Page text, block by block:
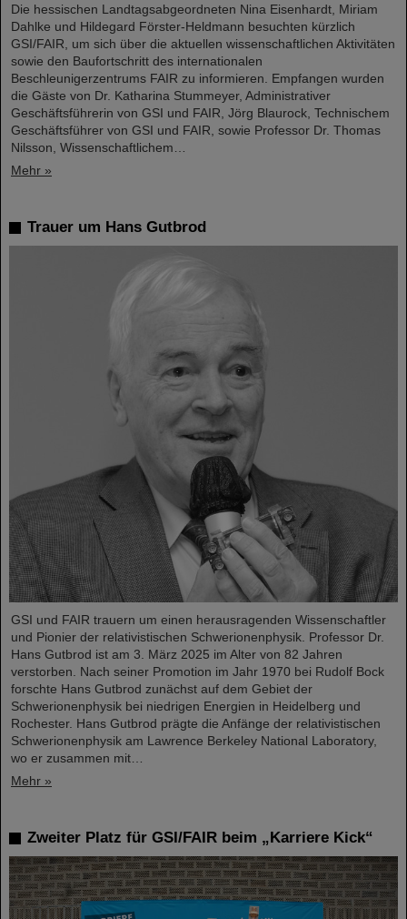
Die hessischen Landtagsabgeordneten Nina Eisenhardt, Miriam
Dahlke und Hildegard Förster-Heldmann besuchten kürzlich
GSI/FAIR, um sich über die aktuellen wissenschaftlichen Aktivitäten
sowie den Baufortschritt des internationalen
Beschleunigerzentrums FAIR zu informieren. Empfangen wurden
die Gäste von Dr. Katharina Stummeyer, Administrativer
Geschäftsführerin von GSI und FAIR, Jörg Blaurock, Technischem
Geschäftsführer von GSI und FAIR, sowie Professor Dr. Thomas
Nilsson, Wissenschaftlichem…
Mehr »
Trauer um Hans Gutbrod
GSI und FAIR trauern um einen herausragenden Wissenschaftler
und Pionier der relativistischen Schwerionenphysik. Professor Dr.
Hans Gutbrod ist am 3. März 2025 im Alter von 82 Jahren
verstorben. Nach seiner Promotion im Jahr 1970 bei Rudolf Bock
forschte Hans Gutbrod zunächst auf dem Gebiet der
Schwerionenphysik bei niedrigen Energien in Heidelberg und
Rochester. Hans Gutbrod prägte die Anfänge der relativistischen
Schwerionenphysik am Lawrence Berkeley National Laboratory,
wo er zusammen mit…
Mehr »
Zweiter Platz für GSI/FAIR beim „Karriere Kick“